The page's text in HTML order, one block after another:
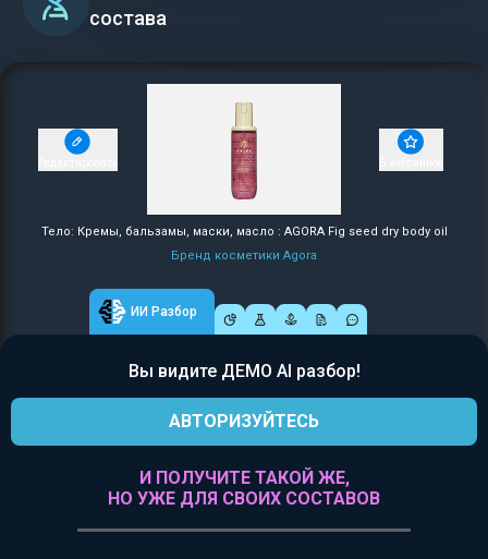
состава
Тело: Кремы, бальзамы, маски, масло : AGORA Fig seed dry body oil
Бренд косметики Agora
ИИ Разбор
Вы видите ДЕМО AI разбор!
АВТОРИЗУЙТЕСЬ
И ПОЛУЧИТЕ ТАКОЙ ЖЕ,
НО УЖЕ ДЛЯ СВОИХ СОСТАВОВ